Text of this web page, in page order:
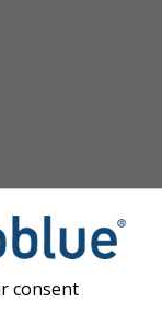
consent